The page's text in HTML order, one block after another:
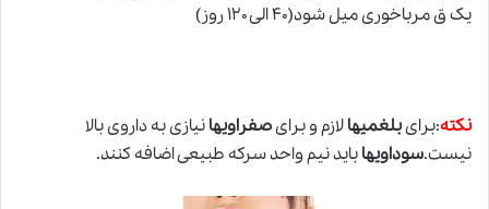
یک ق مرباخوری میل شود(۴۰ الی ۱۲۰ روز)
نکته:برایبلغمیهالازم و برایصفراویهانیازی به داروی بالا
نیست.سوداویهاباید نیم واحد سرکه طبیعی اضافه کنند.